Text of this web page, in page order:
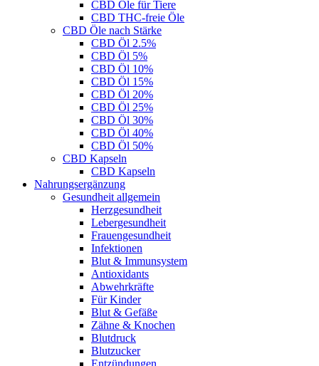
CBD Öle für Tiere
CBD THC-freie Öle
CBD Öle nach Stärke
CBD Öl 2.5%
CBD Öl 5%
CBD Öl 10%
CBD Öl 15%
CBD Öl 20%
CBD Öl 25%
CBD Öl 30%
CBD Öl 40%
CBD Öl 50%
CBD Kapseln
CBD Kapseln
Nahrungsergänzung
Gesundheit allgemein
Herzgesundheit
Lebergesundheit
Frauengesundheit
Infektionen
Blut & Immunsystem
Antioxidants
Abwehrkräfte
Für Kinder
Blut & Gefäße
Zähne & Knochen
Blutdruck
Blutzucker
Entzündungen